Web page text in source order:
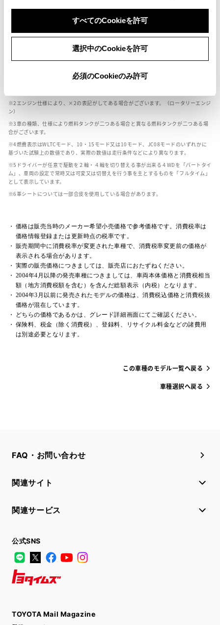
すべてのCookieを許可
選択中のCookieを許可
必須のCookieのみ許可
装備・オプション
車の種類、仕様により数値が複数ある場合とサスペンション形式などにより、ホイ
エンジン仕様により、×2の表記がしてある場合がございます。（ロータリーエンジ
ン）
車の種類、仕様により燃料タンクが二つある場合と異なる燃料タンクが二つある場
合がございます。
燃費表示はWLTCモード、10・15モード又は10モード、JC08モードのいずれかに
基づいた試験上の数値であり、実際の数値は走行条件などにより異なります。
ドライバーが任意で駆動を２輪・４輪を切り替える事が出来る４WDを「パートタイ
ム」、車両の設定で常時又は可変又は切替えを行う事を主とするものを「フルタイム」
として表示しています。
革シートについては一部合皮を使用している場合があります。
価格は販売当時のメーカー希望小売価格で参考価格です。消費税率は
価格情報登録または更新時点の税率です。
販売期間中に消費税率が変更された車種で、消費税率変更前の価格が
表示される場合があります。
実際の販売価格につきましては、販売店におたずねください。
2004年4月以降の発売車種につきましては、車両本体価格と消費税相当
額（地方消費税額を含む）を含んだ総額表示（内税）となります。
2004年3月以前に発売されたモデルの価格は、消費税込価格と消費税抜
価格が混在しています。
どちらの価格であるかは、グレード詳細画面にてご確認ください。
保険料、税金（除く消費税）、登録料、リサイクル料金などの諸費用
は別途必要となります。
この車種のモデル一覧へ戻る
車種選択へ戻る
FAQ・お問い合わせ
関連サイト
関連サービス
公式SNS
LINE
X FacebookYouTube
TOYOTA Mail Magazine